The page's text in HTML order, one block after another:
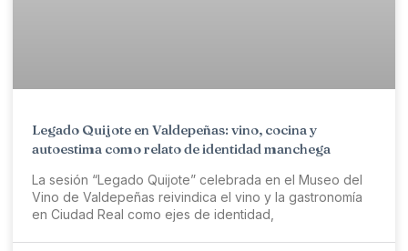
Legado Quijote en Valdepeñas: vino, cocina y
autoestima como relato de identidad manchega
La sesión “Legado Quijote” celebrada en el Museo del
Vino de Valdepeñas reivindica el vino y la gastronomía
en Ciudad Real como ejes de identidad,